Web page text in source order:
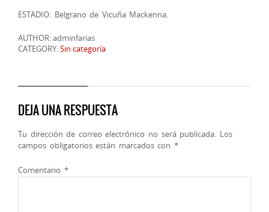
ESTADIO: Belgrano de Vicuña Mackenna.
AUTHOR: adminfarias
CATEGORY:Sin categoría
DEJA UNA RESPUESTA
Tu dirección de correo electrónico no será publicada. Los
campos obligatorios están marcados con *
Comentario *